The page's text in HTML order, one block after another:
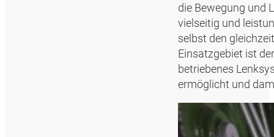
die Bewegung und
vielseitig und
selbst den
Einsatzgebiet ist
betriebenes
ermöglicht und